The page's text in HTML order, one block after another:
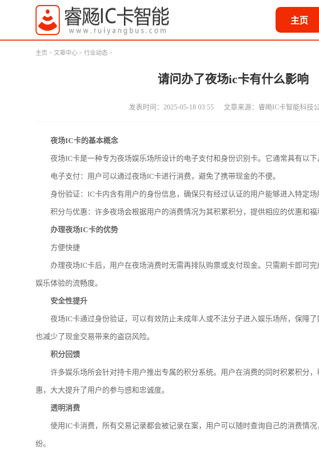
主页
主页 > 文章中心 > 行业动态 >
请问办了夜场ic卡有什么影响
发表时间：2025-05-18 03:55 文章来源：睿飏IC卡智能科技
夜场IC卡的基本概念
夜场IC卡是一种专为夜场娱乐场所设计的电子支付和身份识别卡。它通常具有以下
电子支付：用户可以通过夜场IC卡进行消费，避免了携带现金的不便。
身份验证：IC卡内含有用户的身份信息，确保只有经过认证的用户能够进入特定场
积分与优惠：许多夜场会根据用户的消费情况为其积累积分，提供相应的优惠和福
办理夜场IC卡的优势
方便快捷
办理夜场IC卡后，用户在夜场消费时无需再排队购票或支付现金。只需刷卡即可
娱乐体验的流畅度。
安全性提升
夜场IC卡通过身份验证，可以有效防止未成年人或不法分子进入娱乐场所，保障
也减少了现金交易带来的盗窃风险。
积分回馈
许多娱乐场所会针对持卡用户推出专属的积分系统。用户在消费的同时积累积分
惠，大大提升了用户的参与感和忠诚度。
透明消费
使用IC卡消费，所有交易记录都会被记录在案，用户可以随时查询自己的消费情
纷。